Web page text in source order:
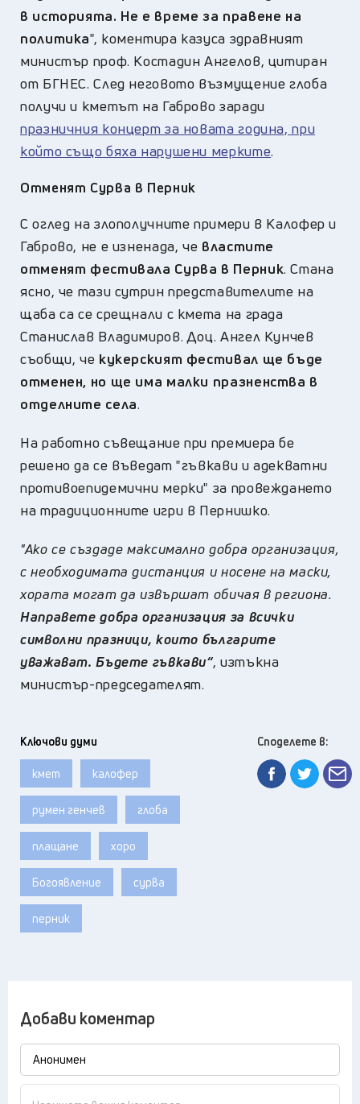
в историята. Не е време за правене на
политика", коментира казуса здравният
министър проф. Костадин Ангелов, цитиран
от БГНЕС. След неговото възмущение глоба
получи и кметът на Габрово заради
празничния концерт за новата година, при
който също бяха нарушени мерките.
Отменят Сурва в Перник
С оглед на злополучните примери в Калофер и
Габрово, не е изненада, че властите
отменят фестивала Сурва в Перник. Стана
ясно, че тази сутрин представителите на
щаба са се срещнали с кмета на града
Станислав Владимиров. Доц. Ангел Кунчев
съобщи, че кукерският фестивал ще бъде
отменен, но ще има малки празненства в
отделните села.
На работно съвещание при премиера бе
решено да се въведат "гъвкави и адекватни
противоепидемични мерки" за провеждането
на традиционните игри в Пернишко.
"Ако се създаде максимално добра организация,
с необходимата дистанция и носене на маски,
хората могат да извършат обичая в региона.
Направете добра организация за всички
символни празници, които българите
уважават. Бъдете гъвкави“, изтъкна
министър-председателят.
Ключови думи
кмет калофер
румен генчев глоба
плащане хоро
Богоявление сурва
перник
Споделете в:
Добави коментар